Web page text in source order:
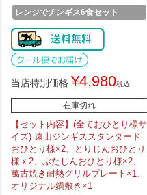
レンジでチンギス6食セット
当店特別価格 ¥4,980税込
在庫切れ
【セット内容】(全ておひとり様サ
イズ) 遠山ジンギススタンダード
おひとり様×2、とりじんおひとり
様ｘ2、ぶたじんおひとり様×2、
萬古焼き耐熱グリルプレート×1、
オリジナル鍋敷き×1